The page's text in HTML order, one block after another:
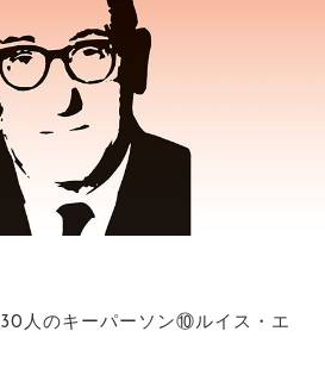
人のキーパーソン⑩ルイス・エ